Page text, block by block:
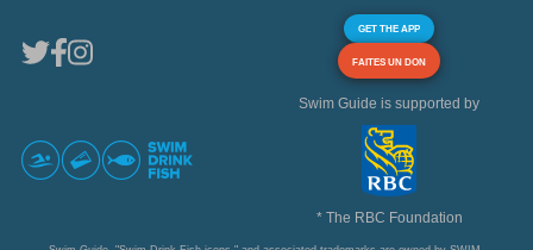
GET THE APP
FAITES UN DON
Swim Guide is supported by
* The RBC Foundation